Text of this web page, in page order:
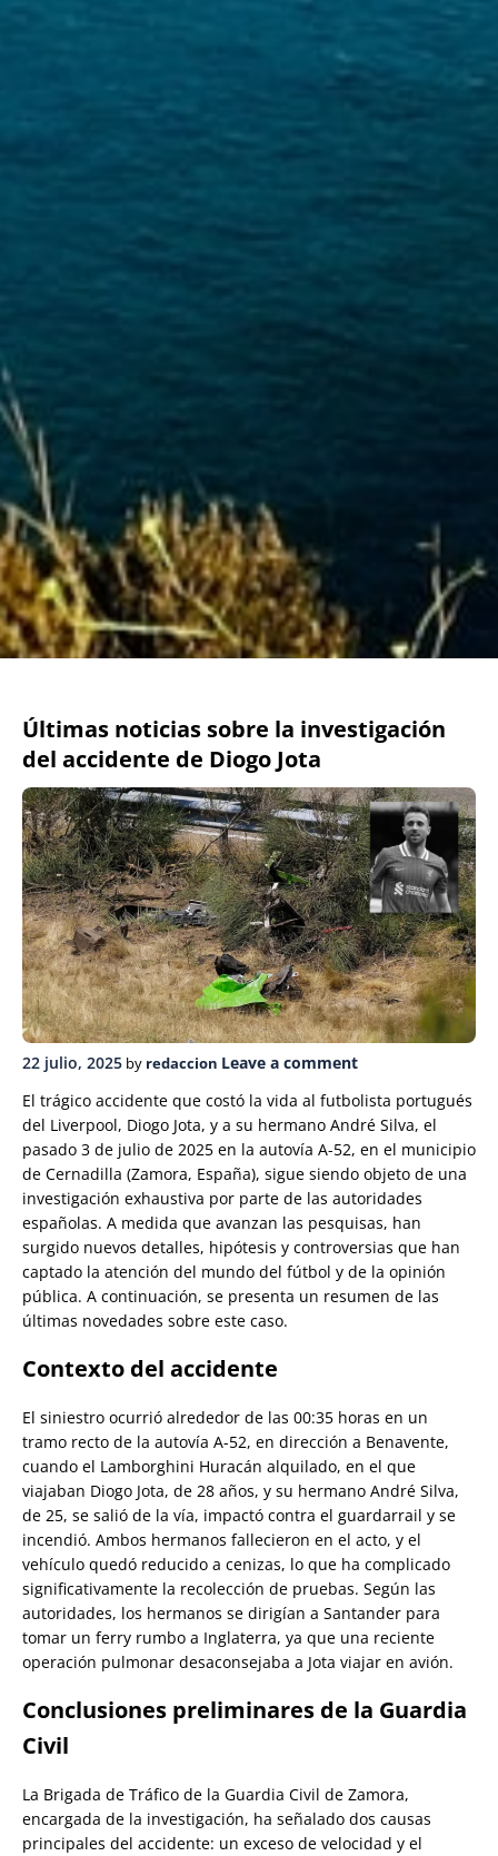
Últimas noticias sobre la investigación
del accidente de Diogo Jota
22 julio, 2025 by redaccion Leave a comment
El trágico accidente que costó la vida al futbolista portugués
del Liverpool, Diogo Jota, y a su hermano André Silva, el
pasado 3 de julio de 2025 en la autovía A-52, en el municipio
de Cernadilla (Zamora, España), sigue siendo objeto de una
investigación exhaustiva por parte de las autoridades
españolas. A medida que avanzan las pesquisas, han
surgido nuevos detalles, hipótesis y controversias que han
captado la atención del mundo del fútbol y de la opinión
pública. A continuación, se presenta un resumen de las
últimas novedades sobre este caso.
Contexto del accidente
El siniestro ocurrió alrededor de las 00:35 horas en un
tramo recto de la autovía A-52, en dirección a Benavente,
cuando el Lamborghini Huracán alquilado, en el que
viajaban Diogo Jota, de 28 años, y su hermano André Silva,
de 25, se salió de la vía, impactó contra el guardarrail y se
incendió. Ambos hermanos fallecieron en el acto, y el
vehículo quedó reducido a cenizas, lo que ha complicado
significativamente la recolección de pruebas. Según las
autoridades, los hermanos se dirigían a Santander para
tomar un ferry rumbo a Inglaterra, ya que una reciente
operación pulmonar desaconsejaba a Jota viajar en avión.
Conclusiones preliminares de la Guardia
Civil
La Brigada de Tráfico de la Guardia Civil de Zamora,
encargada de la investigación, ha señalado dos causas
principales del accidente: un exceso de velocidad y el